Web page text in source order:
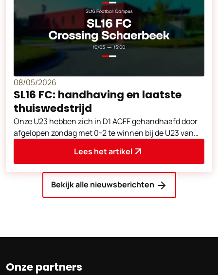
08/05/2026
SL16 FC: handhaving en laatste
thuiswedstrijd
Onze U23 hebben zich in D1 ACFF gehandhaafd door
afgelopen zondag met 0-2 te winnen bij de U23 van
Lees het artikel
Bekijk alle nieuwsberichten
Onze partners